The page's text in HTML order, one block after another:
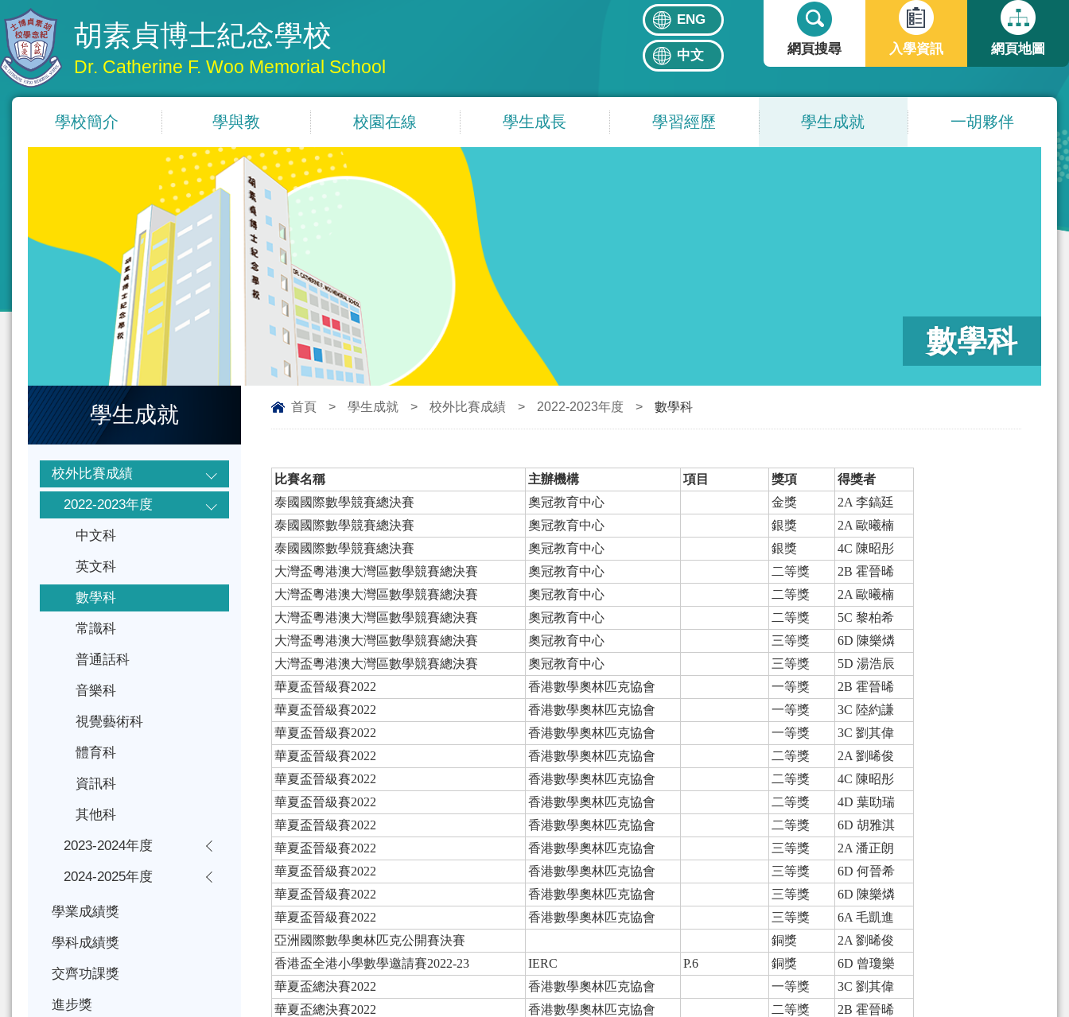
胡素貞博士紀念學校
Dr. Catherine F. Woo Memorial School
ENG
中文
搜
尋
表
單
網頁搜尋
入學資訊 網頁地圖
學校簡介 學與教 校園在線 學生成長 學習經歷 學生成就 一胡夥伴
數學科
首頁 > 學生成就 > 校外比賽成績 > 2022-2023年度 > 數學科
比賽名稱 主辦機構 項目 獎項
得獎者
泰國國際數學競賽總決賽
奧冠教育中心 金獎
2A 李鎬廷
泰國國際數學競賽總決賽
奧冠教育中心 銀獎
2A 歐曦楠
泰國國際數學競賽總決賽
奧冠教育中心 銀獎
4C 陳昭彤
大灣盃粵港澳大灣區數學競賽總決賽
奧冠教育中心 二等獎
2B 霍晉晞
大灣盃粵港澳大灣區數學競賽總決賽
奧冠教育中心 二等獎
2A 歐曦楠
大灣盃粵港澳大灣區數學競賽總決賽
奧冠教育中心 二等獎
5C 黎柏希
大灣盃粵港澳大灣區數學競賽總決賽
奧冠教育中心 三等獎
6D 陳樂燐
大灣盃粵港澳大灣區數學競賽總決賽
奧冠教育中心 三等獎
5D 湯浩辰
華夏盃晉級賽2022
香港數學奧林匹克協會 一等獎
2B 霍晉晞
華夏盃晉級賽2022
香港數學奧林匹克協會 一等獎
3C 陸約謙
華夏盃晉級賽2022
香港數學奧林匹克協會 一等獎
3C 劉其偉
華夏盃晉級賽2022
香港數學奧林匹克協會 二等獎
2A 劉晞俊
華夏盃晉級賽2022
香港數學奧林匹克協會 二等獎
4C 陳昭彤
華夏盃晉級賽2022
香港數學奧林匹克協會 二等獎
4D 葉劻瑞
華夏盃晉級賽2022
香港數學奧林匹克協會 二等獎
6D 胡雅淇
華夏盃晉級賽2022
香港數學奧林匹克協會 三等獎
2A 潘正朗
華夏盃晉級賽2022
香港數學奧林匹克協會 三等獎
6D 何晉希
華夏盃晉級賽2022
香港數學奧林匹克協會 三等獎
6D 陳樂燐
華夏盃晉級賽2022
香港數學奧林匹克協會 三等獎
6A 毛凱進
亞洲國際數學奧林匹克公開賽決賽
銅獎
2A 劉晞俊
香港盃全港小學數學邀請賽2022-23
IERC P.6 銅獎
6D 曾瓊樂
華夏盃總決賽2022
香港數學奧林匹克協會 一等獎
3C 劉其偉
華夏盃總決賽2022
香港數學奧林匹克協會 二等獎
2B 霍晉晞
學生成就
校外比賽成績
2022-2023年度
中文科
英文科
數學科
常識科
普通話科
音樂科
視覺藝術科
體育科
資訊科
其他科
2023-2024年度
2024-2025年度
學業成績獎
學科成績獎
交齊功課獎
進步獎